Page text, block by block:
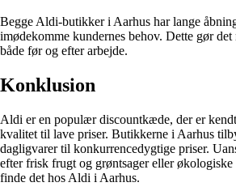
Begge Aldi-butikker i Aarhus har lange
imødekomme kundernes behov. Dette gør
både før og efter arbejde.
Konklusion
Aldi er en populær discountkæde, der er
kvalitet til lave priser. Butikkerne i Aarhus
dagligvarer til konkurrencedygtige priser.
efter frisk frugt og grøntsager eller
finde det hos Aldi i Aarhus.